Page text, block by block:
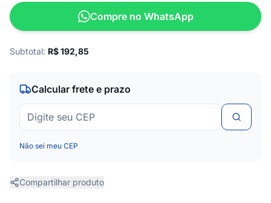
Compre no WhatsApp
Subtotal: R$192,85
Calcular frete e prazo
Não sei meu CEP
Compartilhar produto